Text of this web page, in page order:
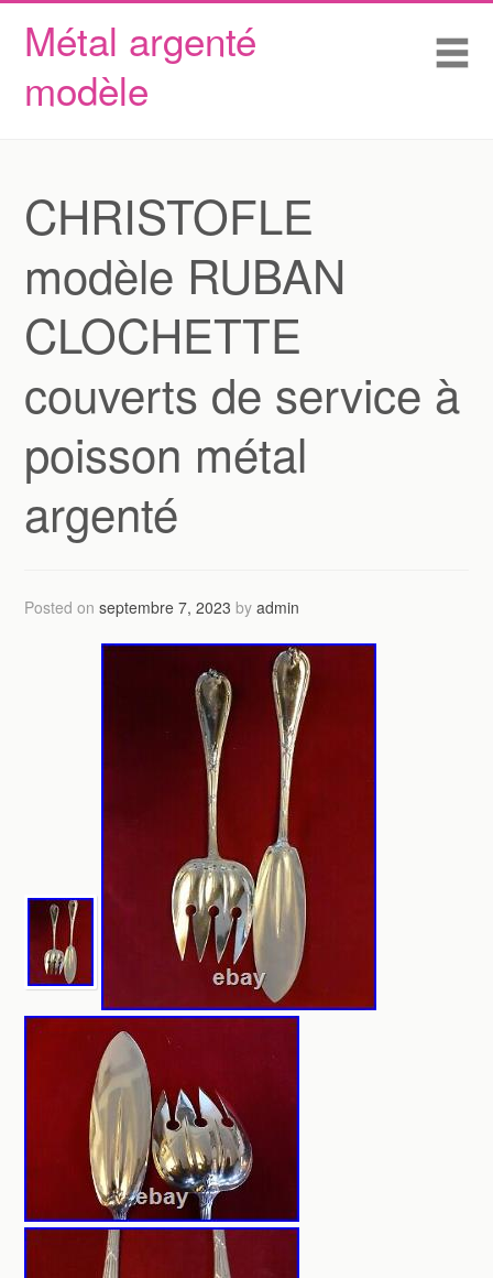
Métal argenté
modèle
Skip to content
Accueil
Conditions d’utilisation
CHRISTOFLE
modèle RUBAN
CLOCHETTE
couverts de service à
poisson métal
argenté
Posted onseptembre 7, 2023 byadmin